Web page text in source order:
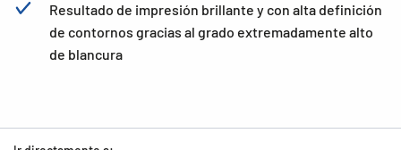
Resultado de impresión brillante y con alta definición
de contornos gracias al grado extremadamente alto
de blancura